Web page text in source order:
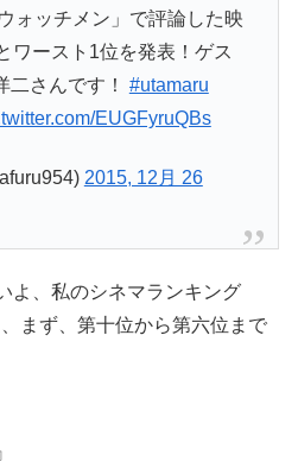
ォッチメン」で評論した映
ワースト1位を発表！ゲス
二さんです！ #utamaru
EUGFyruQBs
2015, 12月 26
よ、私のシネマランキング
まず、第十位から第六位まで